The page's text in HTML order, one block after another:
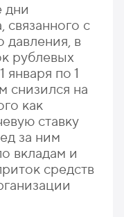
дни
связанного с
давления, в
рублевых
января по 1
снизился на
как
ставку
за ним
вкладам и
средств